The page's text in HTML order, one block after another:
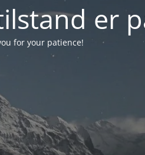
er
for your patience!